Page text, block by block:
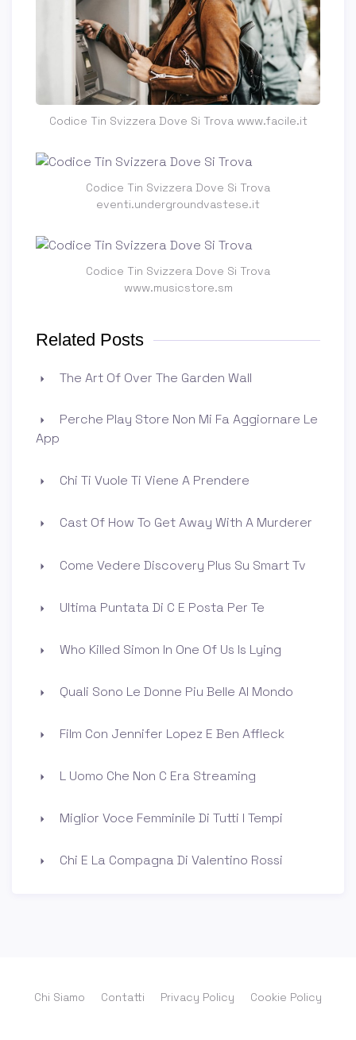
Codice Tin Svizzera Dove Si Trova www.facile.it
Codice Tin Svizzera Dove Si Trova
eventi.undergroundvastese.it
Codice Tin Svizzera Dove Si Trova
www.musicstore.sm
Related Posts
The Art Of Over The Garden Wall
Perche Play Store Non Mi Fa Aggiornare Le
App
Chi Ti Vuole Ti Viene A Prendere
Cast Of How To Get Away With A Murderer
Come Vedere Discovery Plus Su Smart Tv
Ultima Puntata Di C E Posta Per Te
Who Killed Simon In One Of Us Is Lying
Quali Sono Le Donne Piu Belle Al Mondo
Film Con Jennifer Lopez E Ben Affleck
L Uomo Che Non C Era Streaming
Miglior Voce Femminile Di Tutti I Tempi
Chi E La Compagna Di Valentino Rossi
Chi Siamo Contatti Privacy Policy Cookie Policy